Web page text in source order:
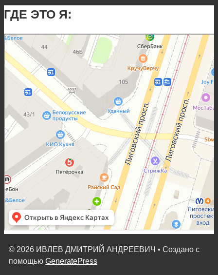
ГДЕ ЭТО Я:
Санкт‑Петербург
Яндекс Карты — транспорт, навигация, поиск мест
© 2026 ИВЛЕВ ДМИТРИЙ АНДРЕЕВИЧ • Создано с
помощью GeneratePress